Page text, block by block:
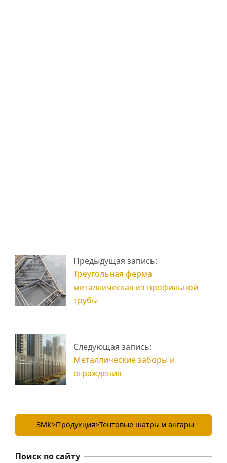
Промышленные
навесы: защита и
функциональность
Быстровозводимые
ангары тентовые
Предыдущая запись:
Треугольная ферма
металлическая из профильной
трубы
Следующая запись:
Металлические заборы и
ограждения
ЗМК>Продукция>Тентовые шатры и ангары
Поиск по сайту